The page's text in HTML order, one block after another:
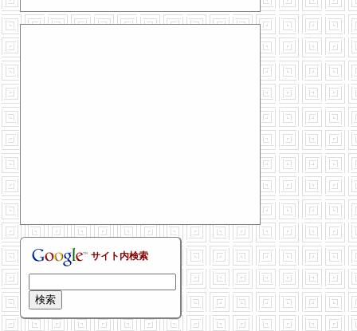
サイト内検索